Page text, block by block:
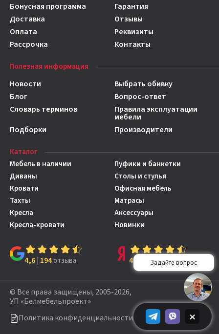
×
Бонусная программа
Гарантия
Доставка
Отзывы
Оплата
Реквизиты
Рассрочка
Контакты
Полезная информация
Новости
Выбрать обивку
Блог
Вопрос-ответ
Словарь терминов
Правила эксплуатации
мебели
Подборки
Производители
Каталог
Мебель в наличии
Диваны
Кровати
Тахты
Кресла
Кресла-кровати
Пуфики и банкетки
Столы и стулья
Офисная мебель
Матрасы
Аксессуары
Новинки
4,6 194отзыва 4,7 149отзывов
© Все права защищены, 2005-2026,
УП «Белмебельпроект»
Политика конфиденциальности